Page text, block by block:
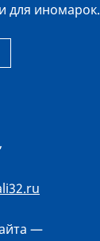
для иномарок.
,
—